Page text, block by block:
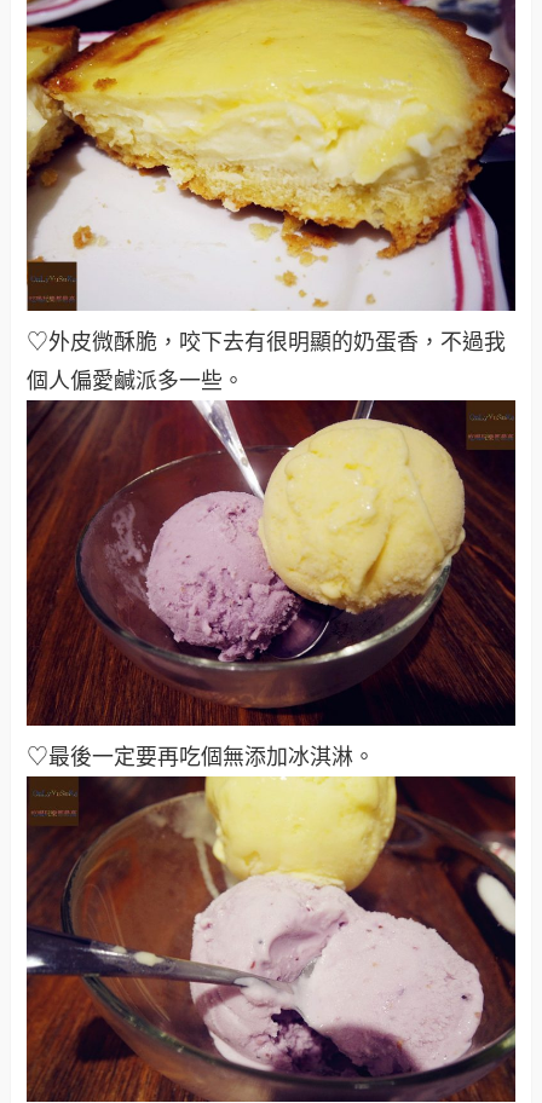
♡外皮微酥脆，咬下去有很明顯的奶蛋香，不過我
個人偏愛鹹派多一些。
♡最後一定要再吃個無添加冰淇淋。